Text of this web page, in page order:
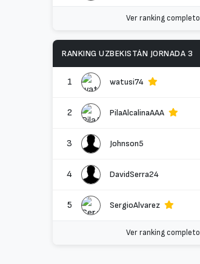
Ver ranking completo
RANKING UZBEKISTÁN JORNADA 3
1 watusi74
2 PilaAlcalinaAAA
3 Johnson5
4 DavidSerra24
5 SergioAlvarez
Ver ranking completo